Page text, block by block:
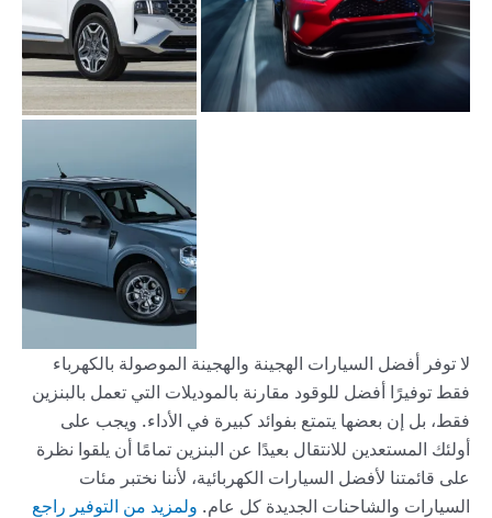
لا توفر أفضل السيارات الهجينة والهجينة الموصولة بالكهرباء
فقط توفيرًا أفضل للوقود مقارنة بالموديلات التي تعمل بالبنزين
فقط، بل إن بعضها يتمتع بفوائد كبيرة في الأداء. ويجب على
أولئك المستعدين للانتقال بعيدًا عن البنزين تمامًا أن يلقوا نظرة
على قائمتنا لأفضل السيارات الكهربائية، لأننا نختبر مئات
السيارات والشاحنات الجديدة كل عام. ولمزيد من التوفير راجع